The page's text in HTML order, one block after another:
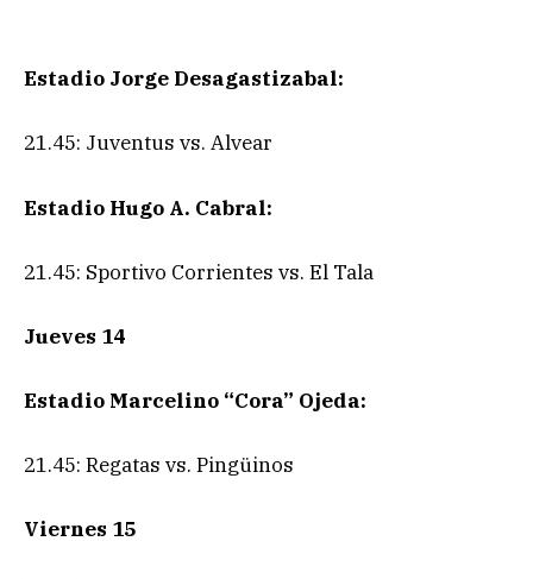
Estadio Jorge Desagastizabal:
21.45: Juventus vs. Alvear
Estadio Hugo A. Cabral:
21.45: Sportivo Corrientes vs. El Tala
Jueves 14
Estadio Marcelino “Cora” Ojeda:
21.45: Regatas vs. Pingüinos
Viernes 15